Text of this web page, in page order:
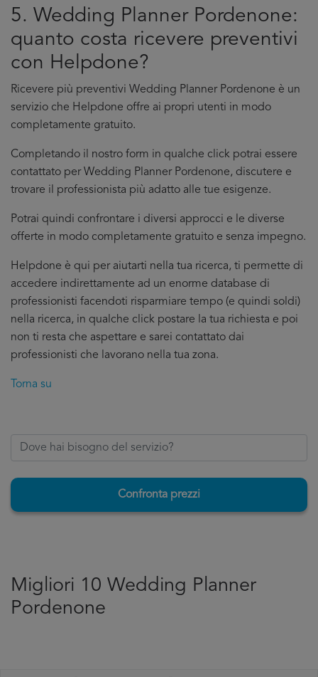
5. Wedding Planner Pordenone:
quanto costa ricevere preventivi
con Helpdone?
Ricevere più preventivi Wedding Planner Pordenone è un
servizio che Helpdone offre ai propri utenti in modo
completamente gratuito.
Completando il nostro form in qualche click potrai essere
contattato per Wedding Planner Pordenone, discutere e
trovare il professionista più adatto alle tue esigenze.
Potrai quindi confrontare i diversi approcci e le diverse
offerte in modo completamente gratuito e senza impegno.
Helpdone è qui per aiutarti nella tua ricerca, ti permette di
accedere indirettamente ad un enorme database di
professionisti facendoti risparmiare tempo (e quindi soldi)
nella ricerca, in qualche click postare la tua richiesta e poi
non ti resta che aspettare e sarei contattato dai
professionisti che lavorano nella tua zona.
Torna su
Confronta prezzi
Migliori 10 Wedding Planner
Pordenone